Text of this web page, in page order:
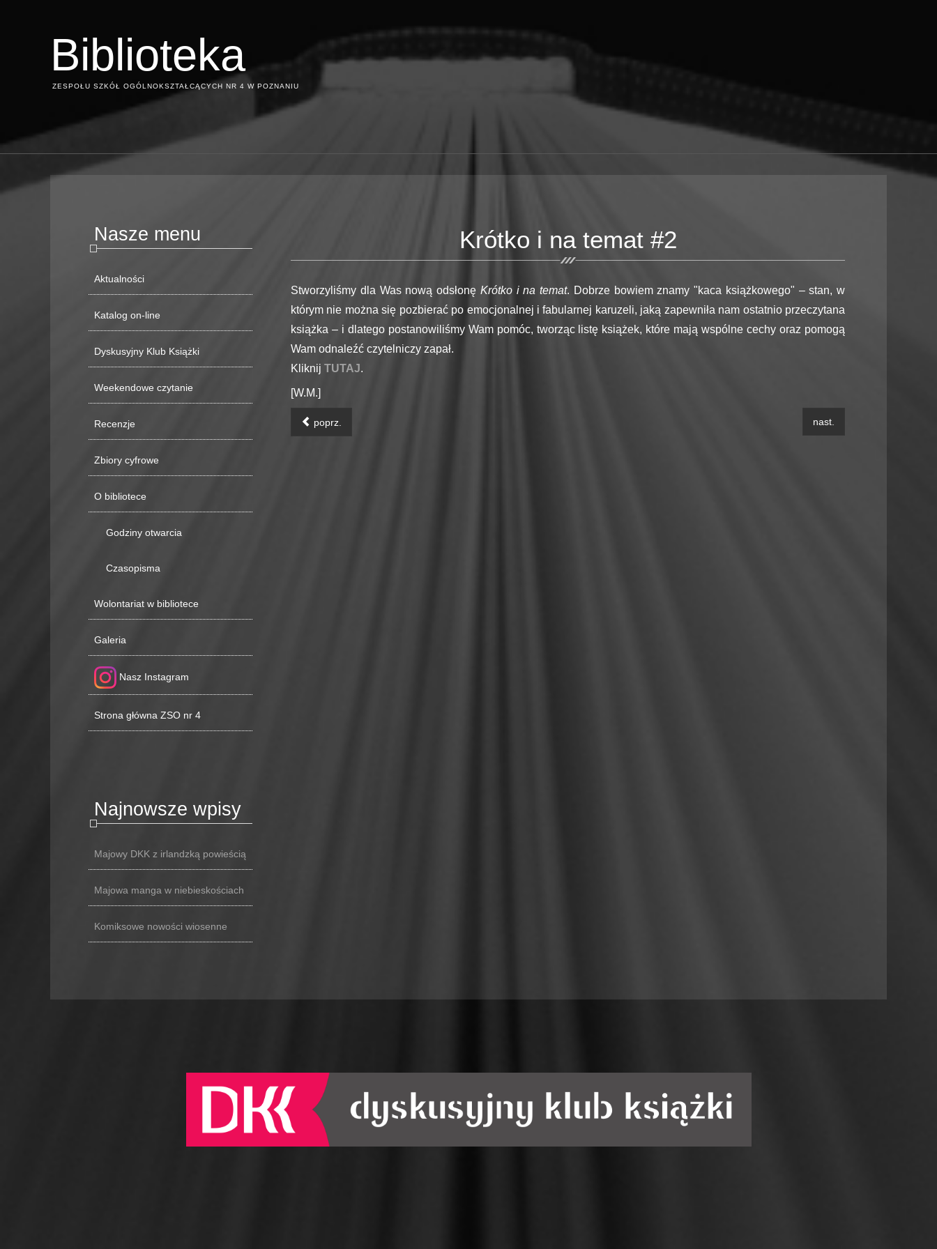
Biblioteka
ZESPOŁU SZKÓŁ OGÓLNOKSZTAŁCĄCYCH NR 4 W POZNANIU
Nasze menu
Aktualności
Katalog on-line
Dyskusyjny Klub Książki
Weekendowe czytanie
Recenzje
Zbiory cyfrowe
O bibliotece
Godziny otwarcia
Czasopisma
Wolontariat w bibliotece
Galeria
Nasz Instagram
Strona główna ZSO nr 4
Najnowsze wpisy
Majowy DKK z irlandzką powieścią
Majowa manga w niebieskościach
Komiksowe nowości wiosenne
Krótko i na temat #2
Stworzyliśmy dla Was nową odsłonę Krótko i na temat. Dobrze bowiem znamy "kaca książkowego" – stan, w
którym nie można się pozbierać po emocjonalnej i fabularnej karuzeli, jaką zapewniła nam ostatnio przeczytana
książka – i dlatego postanowiliśmy Wam pomóc, tworząc listę książek, które mają wspólne cechy oraz pomogą
Wam odnaleźć czytelniczy zapał.
Kliknij TUTAJ.
[W.M.]
poprz. nast.